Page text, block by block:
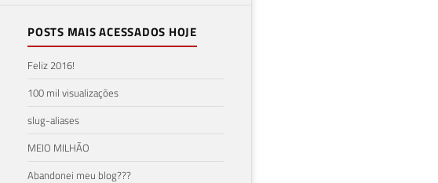
POSTS MAIS ACESSADOS HOJE
Feliz 2016!
100 mil visualizações
slug-aliases
MEIO MILHÃO
Abandonei meu blog???